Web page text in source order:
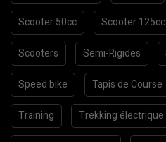
Scooter 50cc Scooter 125cc
Scooters Semi-Rigides
Speed bike Tapis de Course
Training Trekking électrique